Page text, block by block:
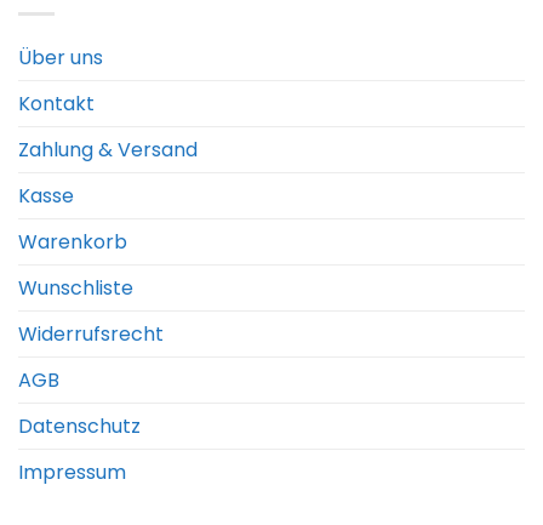
Über uns
Kontakt
Zahlung & Versand
Kasse
Warenkorb
Wunschliste
Widerrufsrecht
AGB
Datenschutz
Impressum